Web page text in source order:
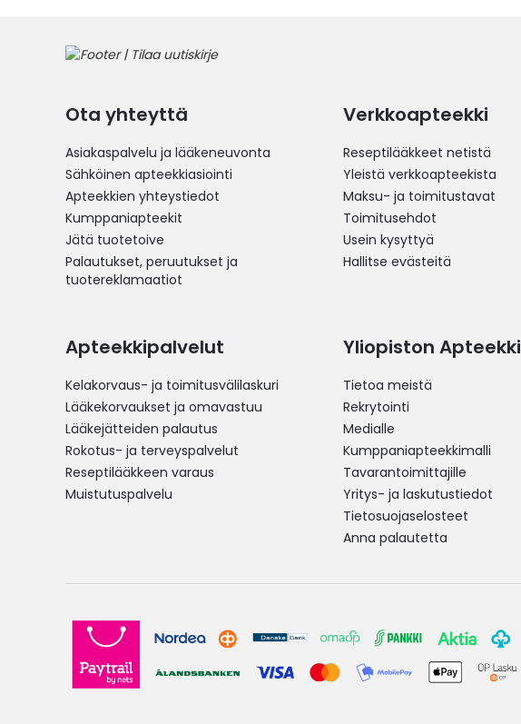
Ota yhteyttä
Asiakaspalvelu ja lääkeneuvonta
Sähköinen apteekkiasiointi
Apteekkien yhteystiedot
Kumppaniapteekit
Jätä tuotetoive
Palautukset, peruutukset ja
tuotereklamaatiot
Verkkoapteekki
Reseptilääkkeet netistä
Yleistä verkkoapteekista
Maksu- ja toimitustavat
Toimitusehdot
Usein kysyttyä
Hallitse evästeitä
Apteekkipalvelut
Kelakorvaus- ja toimitusvälilaskuri
Lääkekorvaukset ja omavastuu
Lääkejätteiden palautus
Rokotus- ja terveyspalvelut
Reseptilääkkeen varaus
Muistutuspalvelu
Yliopiston Apteekki
Tietoa meistä
Rekrytointi
Medialle
Kumppaniapteekkimalli
Tavarantoimittajille
Yritys- ja laskutustiedot
Tietosuojaselosteet
Anna palautetta